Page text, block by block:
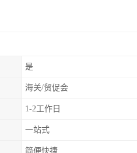
是
海关/贸促会
1-2工作日
一站式
简便快捷